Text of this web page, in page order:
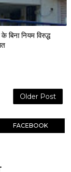
बिना नियम विरुद्ध
Older Post
FACEBOOK